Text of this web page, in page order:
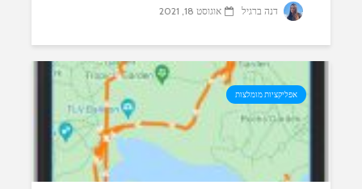
דנה ברגיל אוגוסט 18, 2021
אפליקציות מומלצות